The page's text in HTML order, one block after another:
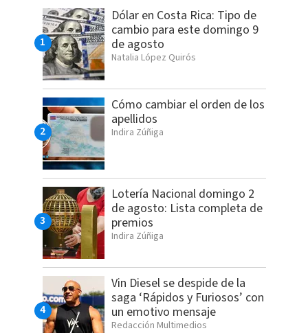
Dólar en Costa Rica: Tipo de
cambio para este domingo 9
de agosto
Natalia López Quirós
Cómo cambiar el orden de los
apellidos
Indira Zúñiga
Lotería Nacional domingo 2
de agosto: Lista completa de
premios
Indira Zúñiga
Vin Diesel se despide de la
saga ‘Rápidos y Furiosos’ con
un emotivo mensaje
Redacción Multimedios